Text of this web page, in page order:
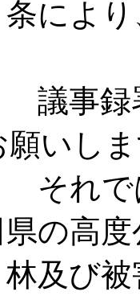
この
委
願い
案
の高
拡大